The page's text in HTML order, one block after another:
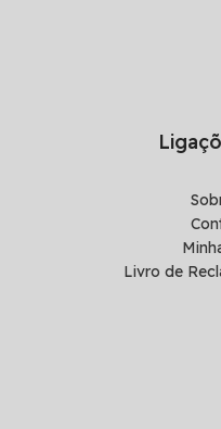
Livro de